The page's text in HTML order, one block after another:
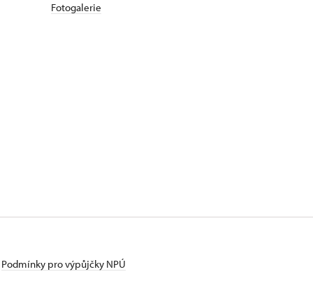
Fotogalerie
Podmínky pro výpůjčky NPÚ